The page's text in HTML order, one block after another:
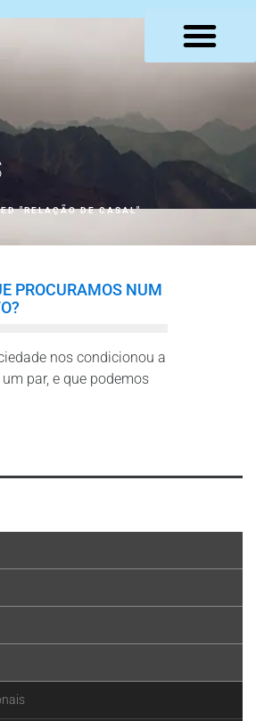
"RELAÇÃO DE CASAL"
PROCURAMOS NUM
nos condicionou a
par, e que podemos